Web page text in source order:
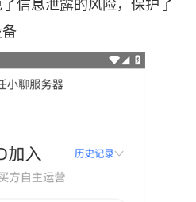
信息泄露的风险，保护了